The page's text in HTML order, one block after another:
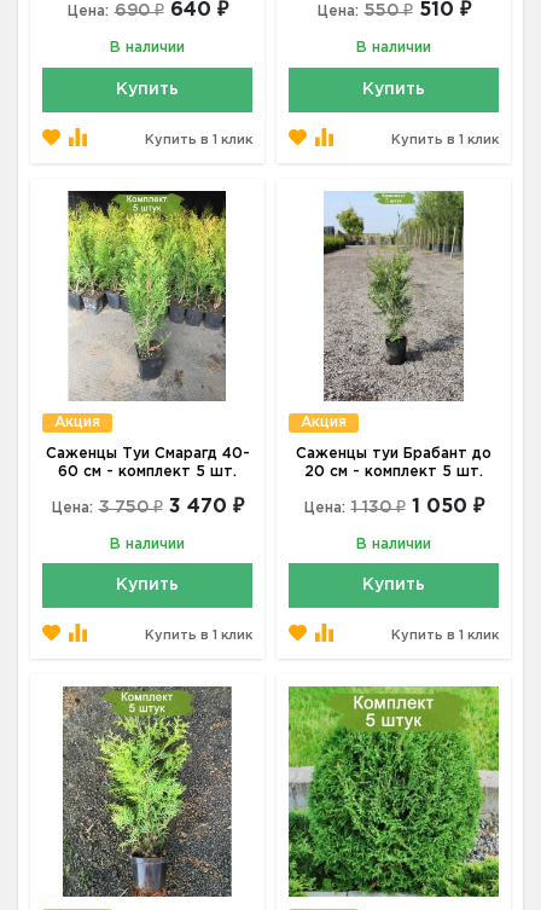
Цена: 690 ₽ 640 ₽
В наличии
Купить
Купить в 1 клик
Цена: 550 ₽ 510 ₽
В наличии
Купить
Купить в 1 клик
Акция
Саженцы Туи Смарагд 40-
60 см - комплект 5 шт.
Цена: 3 750 ₽ 3 470 ₽
В наличии
Купить
Купить в 1 клик
Акция
Саженцы туи Брабант до
20 см - комплект 5 шт.
Цена: 1 130 ₽ 1 050 ₽
В наличии
Купить
Купить в 1 клик